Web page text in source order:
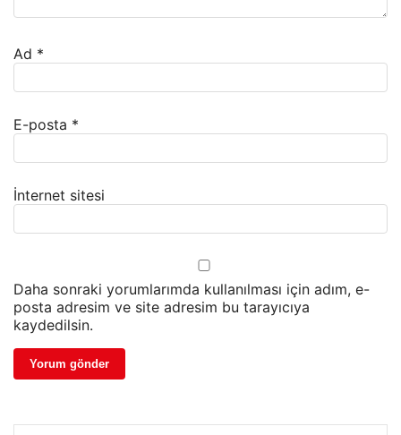
Ad *
E-posta *
İnternet sitesi
Daha sonraki yorumlarımda kullanılması için adım, e-
posta adresim ve site adresim bu tarayıcıya
kaydedilsin.